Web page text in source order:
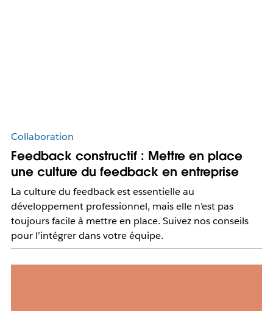
Collaboration
Feedback constructif : Mettre en place
une culture du feedback en entreprise
La culture du feedback est essentielle au
développement professionnel, mais elle n’est pas
toujours facile à mettre en place. Suivez nos conseils
pour l’intégrer dans votre équipe.